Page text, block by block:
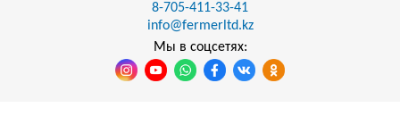
8-705-411-33-41
info@fermerltd.kz
Мы в соцсетях: